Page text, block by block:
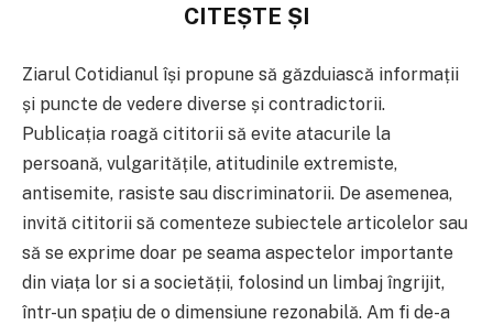
CITEȘTE ȘI
Ziarul Cotidianul își propune să găzduiască informații
și puncte de vedere diverse și contradictorii.
Publicația roagă cititorii să evite atacurile la
persoană, vulgaritățile, atitudinile extremiste,
antisemite, rasiste sau discriminatorii. De asemenea,
invită cititorii să comenteze subiectele articolelor sau
să se exprime doar pe seama aspectelor importante
din viața lor si a societății, folosind un limbaj îngrijit,
într-un spațiu de o dimensiune rezonabilă. Am fi de-a